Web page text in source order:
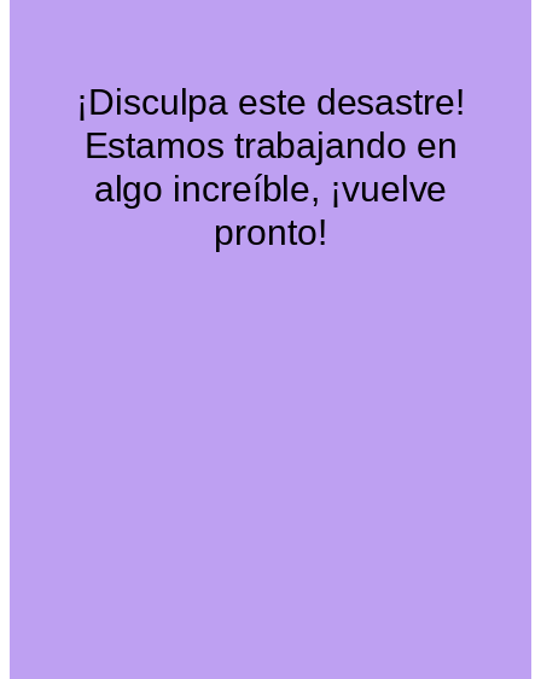
¡Disculpa este desastre!
Estamos trabajando en
algo increíble, ¡vuelve
pronto!